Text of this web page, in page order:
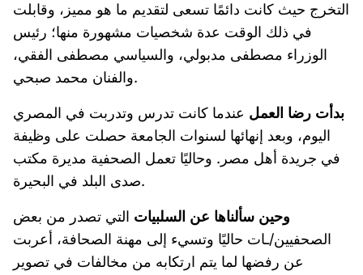
التخرج حيث كانت دائمًا تسعى لتقديم ما هو مميز، وقابلت
في ذلك الوقت عدة شخصيات مشهورة منها؛ رئيس
الوزراء مصطفى مدبولي، والسياسي مصطفى الفقي،
والفنان محمد صبحي.
بدأت رضا العمل عندما كانت تدرس وتدربت في المصري
اليوم، وبعد إنهائها لسنوات الجامعة حصلت على وظيفة
في جريدة أهل مصر. وحاليًا تعمل الصحفية مديرة مكتب
صدى البلد في البحيرة.
وحين سألناها عن السلبيات التي تصدر من بعض
الصحفيين/ـات حاليًا وتسيء إلى مهنة الصحافة، أعربت
عن رفضها لما يتم ارتكابه من مخالفات في تصوير